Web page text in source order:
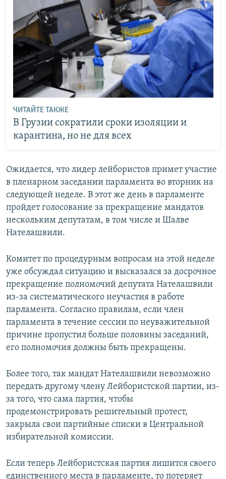
ЧИТАЙТЕ ТАКЖЕ
В Грузии сократили сроки изоляции и
карантина, но не для всех
Ожидается, что лидер лейбористов примет участие
в пленарном заседании парламента во вторник на
следующей неделе. В этот же день в парламенте
пройдет голосование за прекращение мандатов
нескольким депутатам, в том числе и Шалве
Нателашвили.
Комитет по процедурным вопросам на этой неделе
уже обсуждал ситуацию и высказался за досрочное
прекращение полномочий депутата Нателашвили
из-за систематического неучастия в работе
парламента. Согласно правилам, если член
парламента в течение сессии по неуважительной
причине пропустил больше половины заседаний,
его полномочия должны быть прекращены.
Более того, так мандат Нателашвили невозможно
передать другому члену Лейбористской партии, из-
за того, что сама партия, чтобы
продемонстрировать решительный протест,
закрыла свои партийные списки в Центральной
избирательной комиссии.
Если теперь Лейбористская партия лишится своего
единственного места в парламенте, то потеряет